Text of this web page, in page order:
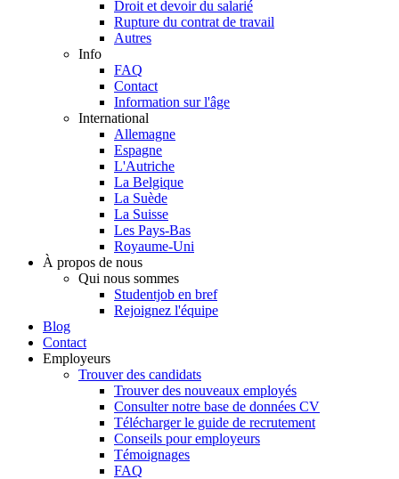
Droit et devoir du salarié
Rupture du contrat de travail
Autres
Info
FAQ
Contact
Information sur l'âge
International
Allemagne
Espagne
L'Autriche
La Belgique
La Suède
La Suisse
Les Pays-Bas
Royaume-Uni
À propos de nous
Qui nous sommes
Studentjob en bref
Rejoignez l'équipe
Blog
Contact
Employeurs
Trouver des candidats
Trouver des nouveaux employés
Consulter notre base de données CV
Télécharger le guide de recrutement
Conseils pour employeurs
Témoignages
FAQ